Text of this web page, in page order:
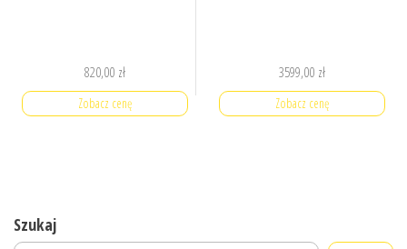
820,00 zł
Zobacz cenę
3599,00 zł
Zobacz cenę
Szukaj